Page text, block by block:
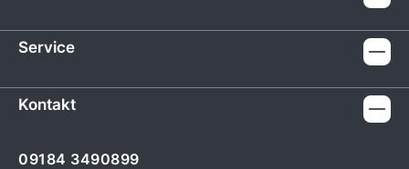
Service
Kontakt
09184 3490899